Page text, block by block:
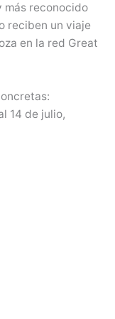
más reconocido
reciben un viaje
en la red Great
14 de julio,